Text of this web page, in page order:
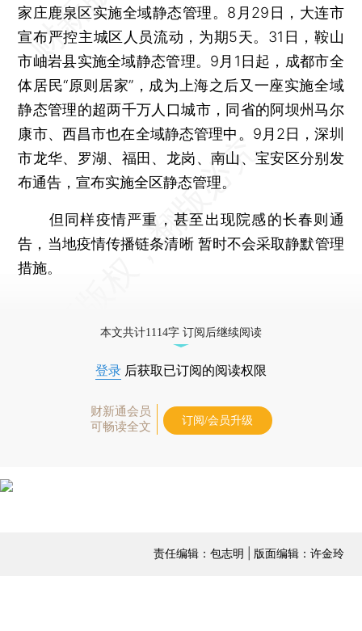
家庄鹿泉区实施全域静态管理。8月29日，大连市
宣布严控主城区人员流动，为期5天。31日，鞍山
市岫岩县实施全域静态管理。9月1日起，成都市全
体居民“原则居家”，成为上海之后又一座实施全域
静态管理的超两千万人口城市，同省的阿坝州马尔
康市、西昌市也在全域静态管理中。9月2日，深圳
市龙华、罗湖、福田、龙岗、南山、宝安区分别发
布通告，宣布实施全区静态管理。
但同样疫情严重，甚至出现院感的长春则通
告，当地疫情传播链条清晰 暂时不会采取静默管理
措施。
本文共计1114字 订阅后继续阅读
登录 后获取已订阅的阅读权限
财新通会员
可畅读全文
订阅/会员升级
责任编辑：包志明 | 版面编辑：许金玲